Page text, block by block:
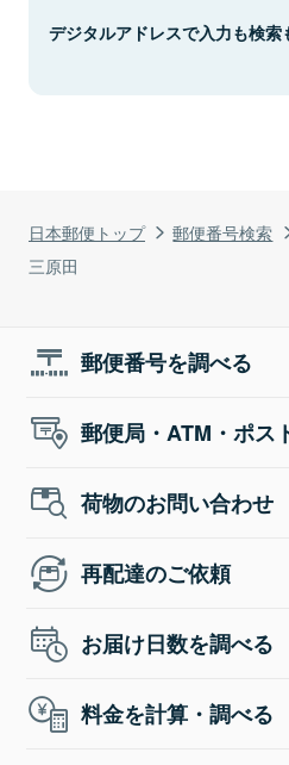
日本郵便トップ 郵便番号検索
三原田
デジタルアドレスで入力も検索
郵便番号を調べる
郵便局・ATM・ポス
荷物のお問い合わせ
再配達のご依頼
お届け日数を調べる
料金を計算・調べる